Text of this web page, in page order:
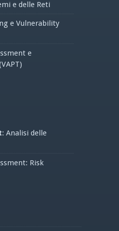
e delle Reti
e Vulnerability
e
: Analisi delle
Risk